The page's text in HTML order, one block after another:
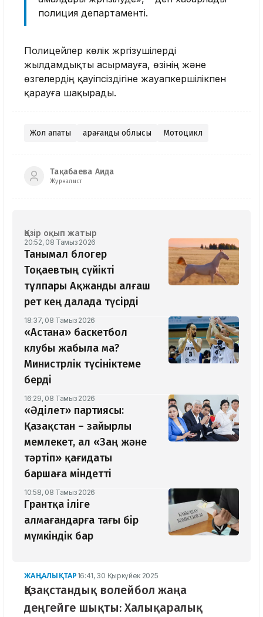
полиция департаменті.
Полицейлер көлік жүргізушілерді
жылдамдықты асырмауға, өзінің және
өзгелердің қауіпсіздігіне жауапкершілікпен
қарауға шақырады.
Жол апаты Қарағанды облысы Мотоцикл
Тақабаева Аида
Журналист
Қазір оқып жатыр
20:52, 08 Тамыз 2026
Танымал блогер
Тоқаевтың сүйікті
тұлпары Ақжанды алғаш
рет кең далада түсірді
18:37, 08 Тамыз 2026
«Астана» баскетбол
клубы жабыла ма?
Министрлік түсініктеме
берді
16:29, 08 Тамыз 2026
«Әділет» партиясы:
Қазақстан – зайырлы
мемлекет, ал «Заң және
тәртіп» қағидаты
баршаға міндетті
10:58, 08 Тамыз 2026
Грантқа іліге
алмағандарға тағы бір
мүмкіндік бар
ЖАҢАЛЫҚТАР 16:41, 30 Қыркүйек 2025
Қазақстандық волейбол жаңа
деңгейге шықты: Халықаралық